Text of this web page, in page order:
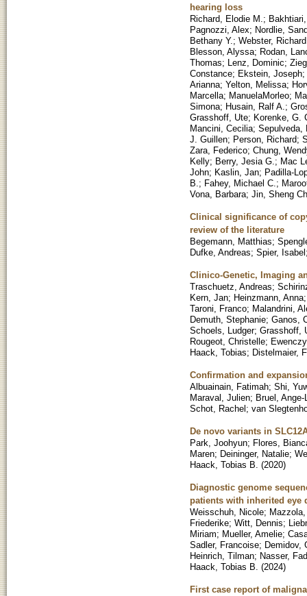
hearing loss
Richard, Elodie M. ;
Pagnozzi, Alex; Nordlie,
Bethany Y. ; Webster,
Blesson, Alyssa; Rodan,
Thomas; Lenz, Dominic;
Constance; Ekstein, Joseph;
Arianna; Yelton, Melissa;
Marcella; ManuelaMorleo;
Simona; Husain, Ralf A. ;
Grasshoff, Ute; Korenke, G.
Mancini, Cecilia; Sepulveda,
J. Guillen; Person, Richard;
Zara, Federico; Chung,
Kelly; Berry, Jesia G. ; Mac
John; Kaslin, Jan; Padilla-
B. ; Fahey, Michael C. ;
Vona, Barbara; Jin, Sheng
Clinical significance of
review of the literature
Begemann, Matthias;
Dufke, Andreas; Spier, Isabel
Clinico-Genetic, Imaging
Traschuetz, Andreas;
Kern, Jan; Heinzmann, Anna
Taroni, Franco; Malandrini,
Demuth, Stephanie; Ganos,
Schoels, Ludger; Grasshoff,
Rougeot, Christelle;
Haack, Tobias; Distelmaier,
Confirmation and
Albuainain, Fatimah; Shi,
Maraval, Julien; Bruel, Ange-
Schot, Rachel; van
De novo variants in
Park, Joohyun; Flores,
Maren; Deininger, Natalie;
Haack, Tobias B. (2020)
Diagnostic genome
patients with inherited eye
Weisschuh, Nicole;
Friederike; Witt, Dennis;
Miriam; Mueller, Amelie;
Sadler, Francoise; Demidov,
Heinrich, Tilman; Nasser,
Haack, Tobias B. (2024)
First case report of